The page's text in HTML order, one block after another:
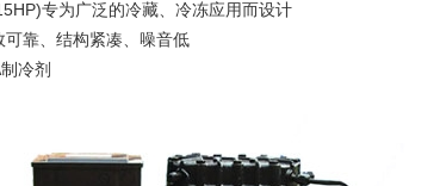
专为广泛的冷藏、冷冻应用而设计
靠、结构紧凑、噪音低
冷剂